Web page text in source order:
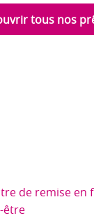
tous nos
de remise en
être